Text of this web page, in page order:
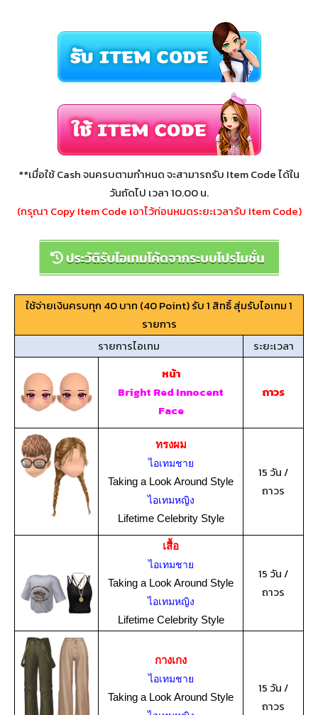
**เมื่อใช้ Cash จนครบตามกำหนด จะสามารถรับ Item Code ได้ใน
วันถัดไป เวลา 10.00 น.
(กรุณา Copy Item Code เอาไว้ก่อนหมดระยะเวลารับ Item Code)
ใช้จ่ายเงินครบทุก 40 บาท (40 Point) รับ 1 สิทธิ์ สุ่มรับไอเทม 1
รายการ
รายการไอเทม
ระยะเวลา
หน้า
Bright Red Innocent
Face
ถาวร
ทรงผม
ไอเทมชาย
Taking a Look Around Style
ไอเทมหญิง
Lifetime Celebrity Style
15 วัน /
ถาวร
เสื้อ
ไอเทมชาย
Taking a Look Around Style
ไอเทมหญิง
Lifetime Celebrity Style
15 วัน /
ถาวร
กางเกง
ไอเทมชาย
Taking a Look Around Style
15 วัน /
ถาวร